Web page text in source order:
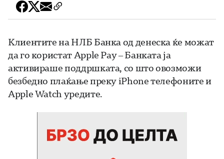
Клиентите на НЛБ Банка од денеска ќе можат
да го користат Apple Pay – Банката ја
активираше поддршката, со што овозможи
безбедно плаќање преку iPhone телефоните и
Apple Watch уредите.